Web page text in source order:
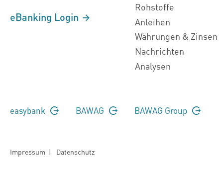
eBanking Login
Rohstoffe
Anleihen
Währungen & Zinsen
Nachrichten
Analysen
easybank BAWAG BAWAG Group
Impressum | Datenschutz